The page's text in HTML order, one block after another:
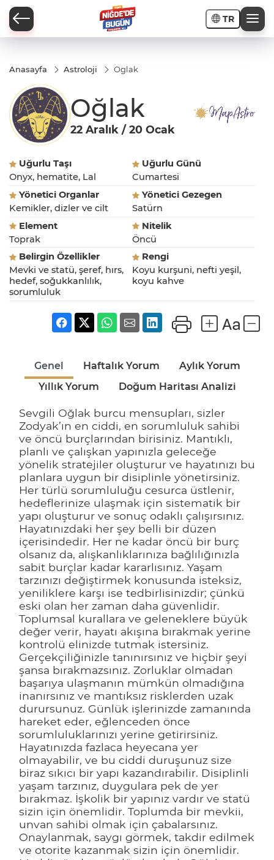
TR
Anasayfa Astroloji Oglak
Oğlak
22 Aralık / 20 Ocak
Uğurlu Taşı
Onyx, hematite, Lal
Uğurlu Günü
Cumartesi
Yönetici Organlar
Kemikler, dizler ve cilt
Yönetici Gezegen
Satürn
Element
Toprak
Nitelik
Öncü
Belirgin Özellikler
Mevki ve statü, şeref, hırs,
hedef, soğukkanlılık,
sorumluluk
Rengi
Koyu kurşuni, nefti yeşil,
koyu kahve
Genel Haftalık Yorum
Aylık Yorum
Yıllık Yorum
Doğum Haritası Analizi
Sevgili Oğlak burcu mensupları, sizler
Zodyak’ın en ciddi, en sorumluluk sahibi
ve öncü burçlarından birisiniz. Mantıklı,
planlı ve çalışkan yapınızla geleceğe
yönelik stratejiler oluşturur ve hayatınızı bu
planlara uygun bir disiplinle yönetirsiniz.
Her türlü sorumluluğu cesurca üstlenir,
hedeflerinize ulaşmak için sistematik bir
yapı oluşturur ve sonuç odaklı çalışırsınız.
Hayatınızdaki her şey belli bir düzen
içerisindedir. Her ne kadar öncü bir burç
olsanız da, alışkanlıklarınıza bağlılığınızla
sabit burçlar kadar kararlısınız. Yaşam
tarzınızı değiştirmek konusunda isteksiz,
yeniliklere karşı ise tedbirlisinizdir; çünkü
eski olan her zaman daha güvenlidir.
Toplumsal kurallara ve geleneklere büyük
değer verir, hayatı akışına bırakmak yerine
kontrolü elinizde tutmak istersiniz.
Gerçekçiliğinizle tanınırsınız ve hiçbir şeyi
şansa bırakmazsınız. Zorluklar olmadan
başarıya ulaşmanın mümkün olmadığına
inanırsınız ve mantıksız risklerden uzak
durursunuz. Günlük işlerinizde zamanında
hareket eder, eğlenceden önce
sorumluluklarınızı yerine getirirsiniz.
Hayatınızda fazlaca heyecana yer
olmayabilir, ve bu ciddi duruşunuz size
biraz sıkıcı bir yapı kazandırabilir. Disiplinli
yaşam tarzınız, duygulara pek de yer
bırakmaz. İşkolik bir yapınız vardır ve statü
sizin için önemlidir. Toplumda bir mevkii,
unvan sahibi olmak için çabalarsınız.
Onaylanmak, saygı görmek, takdir edilmek
ve otorite kazanmak sizin için önemlidir.